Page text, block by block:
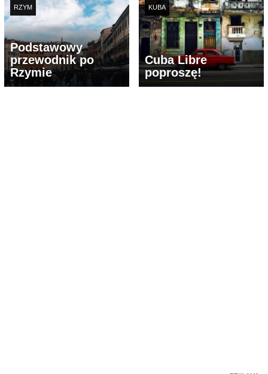
RZYM
Podstawowy
przewodnik po
Rzymie
KUBA
Cuba Libre
poproszę!